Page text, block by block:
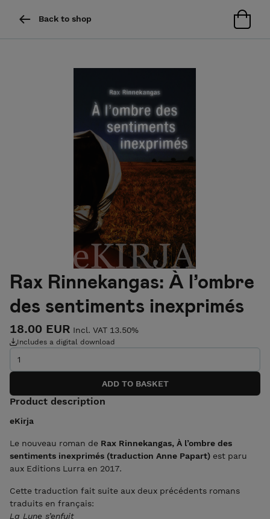
Back to shop
Rax Rinnekangas: À l’ombre
des sentiments inexprimés
18.00 EUR Incl. VAT 13.50%
Includes a digital download
Product description
eKirja
Le nouveau roman de Rax Rinnekangas, À l’ombre des
sentiments inexprimés (traduction Anne Papart) est paru
aux Editions Lurra en 2017.
Cette traduction fait suite aux deux précédents romans
traduits en français:
La Lune s’enfuit